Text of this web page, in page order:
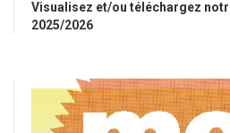
Visualisez et/ou téléchargez
2025/2026